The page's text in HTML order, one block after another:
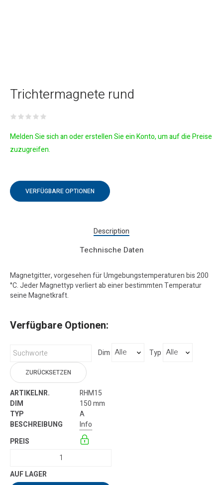
Trichtermagnete rund
Melden Sie sich an oder erstellen Sie ein Konto, um auf die Preise
zuzugreifen.
VERFÜGBARE OPTIONEN
Description
Technische Daten
Magnetgitter, vorgesehen für Umgebungstemperaturen bis 200
°C. Jeder Magnettyp verliert ab einer bestimmten Temperatur
seine Magnetkraft.
Verfügbare Optionen:
Dim Typ
ZURÜCKSETZEN
RHM15
150 mm
A
Info